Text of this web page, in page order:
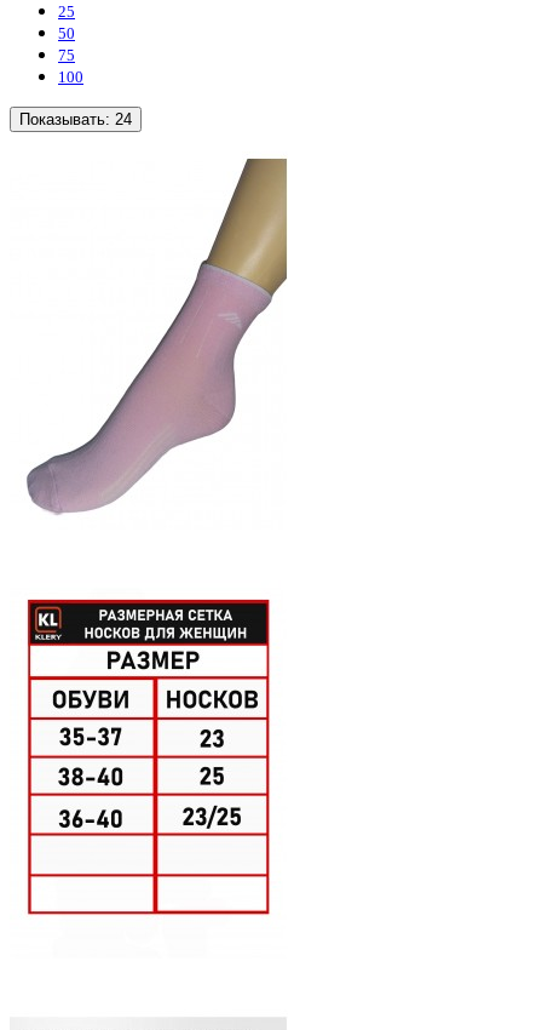
25
50
75
100
Показывать: 24